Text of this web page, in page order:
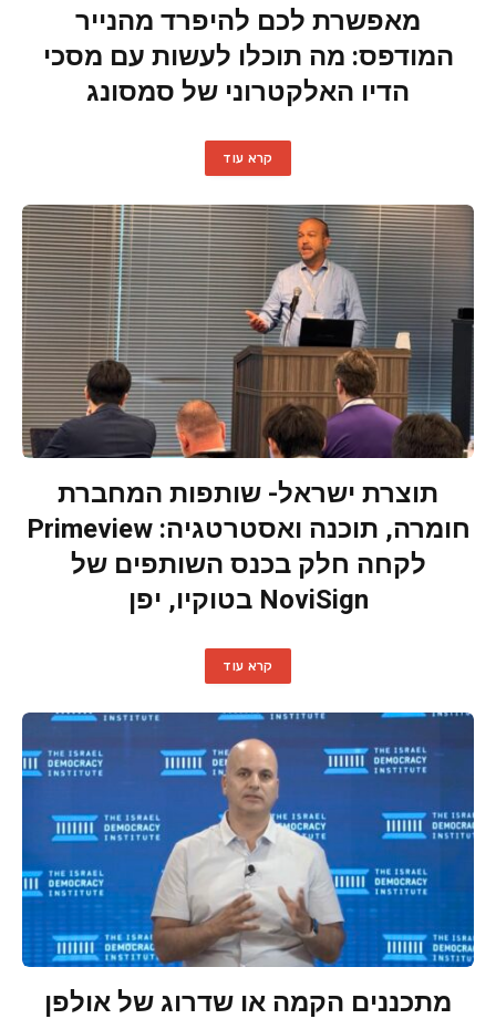
מאפשרת לכם להיפרד מהנייר
המודפס: מה תוכלו לעשות עם מסכי
הדיו האלקטרוני של סמסונג
קרא עוד
תוצרת ישראל- שותפות המחברת
חומרה, תוכנה ואסטרטגיה: Primeview
לקחה חלק בכנס השותפים של
NoviSign בטוקיו, יפן
קרא עוד
מתכננים הקמה או שדרוג של אולפן